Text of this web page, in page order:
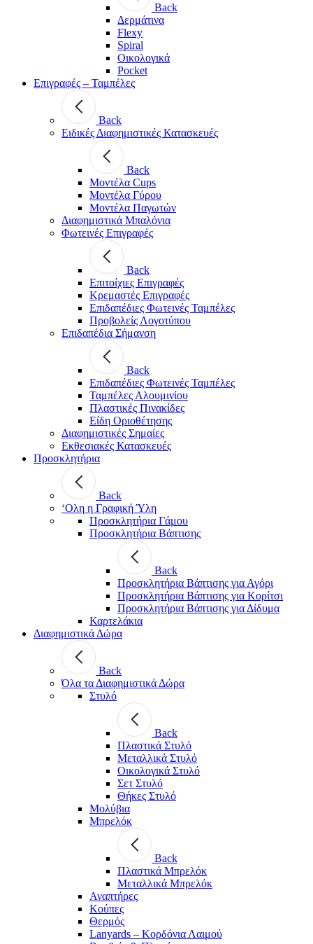
Back
Δερμάτινα
Flexy
Spiral
Οικολογικά
Pocket
Επιγραφές – Ταμπέλες
Back
Ειδικές Διαφημιστικές Κατασκευές
Back
Μοντέλα Cups
Μοντέλα Γύρου
Μοντέλα Παγωτών
Διαφημιστικά Μπαλόνια
Φωτεινές Επιγραφές
Back
Επιτοίχιες Επιγραφές
Κρεμαστές Επιγραφές
Επιδαπέδιες Φωτεινές Ταμπέλες
Προβολείς Λογοτύπου
Επιδαπέδια Σήμανση
Back
Επιδαπέδιες Φωτεινές Ταμπέλες
Ταμπέλες Αλουμινίου
Πλαστικές Πινακίδες
Είδη Οριοθέτησης
Διαφημιστικές Σημαίες
Εκθεσιακές Κατασκευές
Προσκλητήρια
Back
‘Ολη η Γραφική Ύλη
Προσκλητήρια Γάμου
Προσκλητήρια Βάπτισης
Back
Προσκλητήρια Βάπτισης για Αγόρι
Προσκλητήρια Βάπτισης για Κορίτσι
Προσκλητήρια Βάπτισης για Δίδυμα
Καρτελάκια
Διαφημιστικά Δώρα
Back
Όλα τα Διαφημιστικά Δώρα
Στυλό
Back
Πλαστικά Στυλό
Μεταλλικά Στυλό
Οικολογικά Στυλό
Σετ Στυλό
Θήκες Στυλό
Μολύβια
Μπρελόκ
Back
Πλαστικά Μπρελόκ
Μεταλλικά Μπρελόκ
Αναπτήρες
Κούπες
Θερμός
Lanyards – Kορδόνια Λαιμού